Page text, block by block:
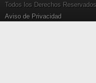
Todos los Derechos
Aviso de Privacidad